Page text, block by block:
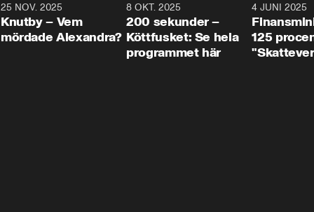
31:05
25 NOV. 2025
Knutby – Vem
mördade Alexandra?
4:29
8 OKT. 2025
200 sekunder –
Köttfusket: Se hela
programmet här
4 JUNI 2025
125